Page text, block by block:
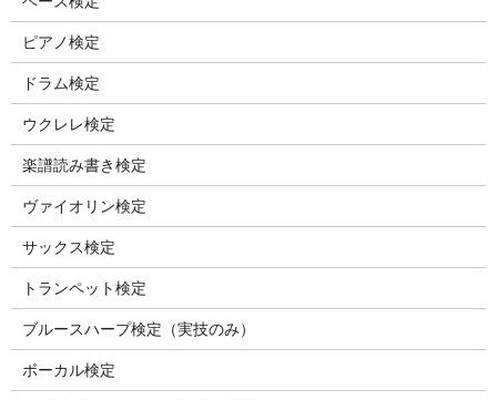
ピアノ検定
ドラム検定
ウクレレ検定
楽譜読み書き検定
ヴァイオリン検定
サックス検定
トランペット検定
ブルースハープ検定（実技のみ）
ボーカル検定